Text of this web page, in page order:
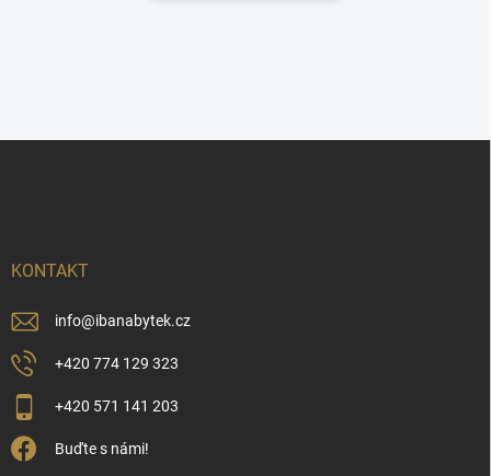
KONTAKT
info@ibanabytek.cz
+420 774 129 323
+420 571 141 203
Buďte s námi!